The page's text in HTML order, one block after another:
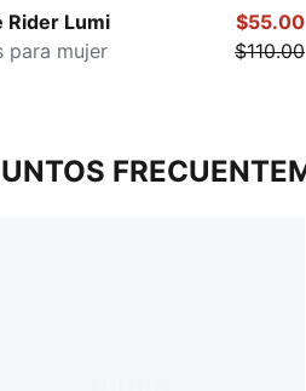
Rider Lumi
para mujer
$55.00
$110.00